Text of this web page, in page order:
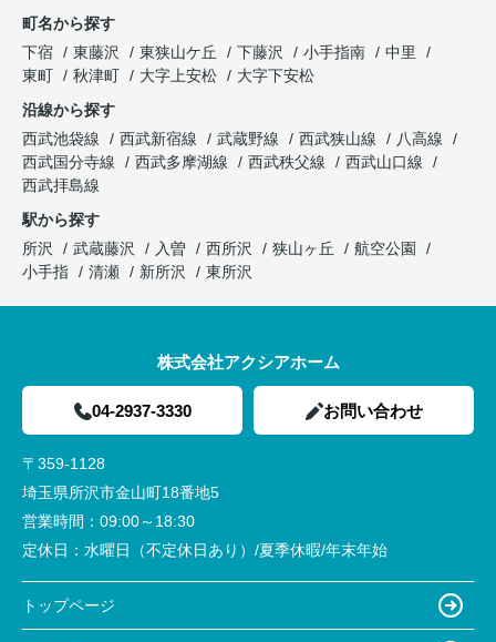
町名から探す
下宿
東藤沢 東狭山ケ丘 下藤沢 小手指南
中里
東町
秋津町 大字上安松
大字下安松
沿線から探す
西武池袋線
西武新宿線 武蔵野線 西武狭山線
八高線
西武国分寺線
西武多摩湖線 西武秩父線
西武山口線
西武拝島線
駅から探す
所沢
武蔵藤沢 入曽 西所沢 狭山ヶ丘
航空公園
小手指
清瀬 新所沢 東所沢
株式会社アクシアホーム
04-2937-3330 お問い合わせ
〒359-1128
埼玉県所沢市金山町18番地5
営業時間： 09:00～18:30
定休日： 水曜日（不定休日あり）/夏季休暇/年末年始
トップページ